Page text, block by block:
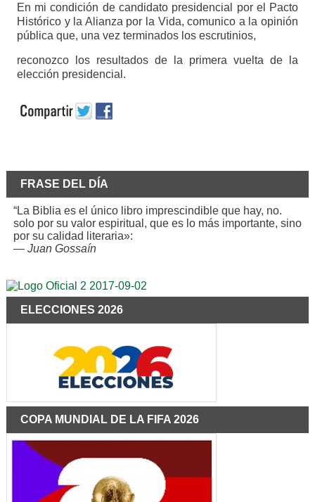
En mi condición de candidato presidencial por el Pacto
Histórico y la Alianza por la Vida, comunico a la opinión
pública que, una vez terminados los escrutinios,
reconozco los resultados de la primera vuelta de la
elección presidencial.
FRASE DEL DÍA
“La Biblia es el único libro imprescindible que hay, no.
solo por su valor espiritual, que es lo más importante, sino
por su calidad literaria»:
— Juan Gossaín
ELECCIONES 2026
COPA MUNDIAL DE LA FIFA 2026